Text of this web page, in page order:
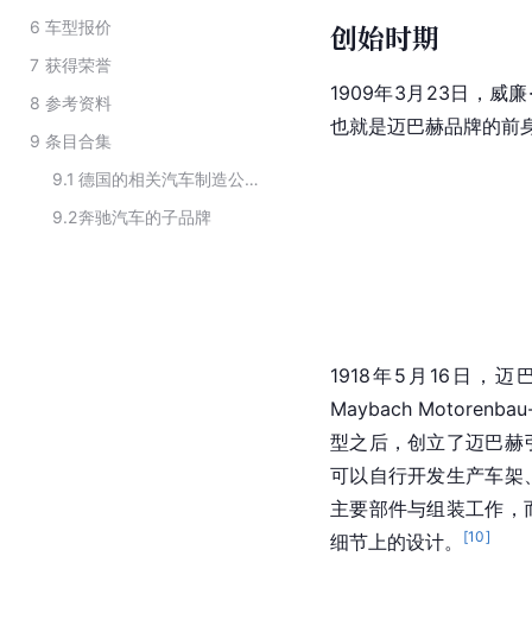
6 车型报价
7 获得荣誉
8 参考资料
9 条目合集
9.1
德国的相关汽车制造公司
9.2奔驰汽车的子品牌
创始时期
1909年3月23日，威
也就是迈巴赫品牌的前
1918年5月16日，迈
Maybach
型之后，创立了迈巴赫
可以自行开发生产车架
主要部件与组装工作
细节上的设计。
[10]